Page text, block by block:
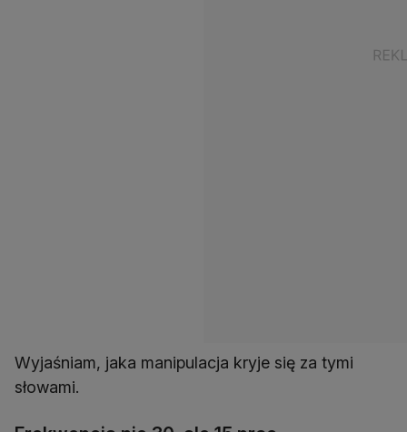
Wyjaśniam, jaka manipulacja kryje się za tymi
słowami.